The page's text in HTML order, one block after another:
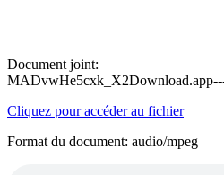
Document joint:
Cliquez pour accéder au fichier
Format du document: audio/mpeg